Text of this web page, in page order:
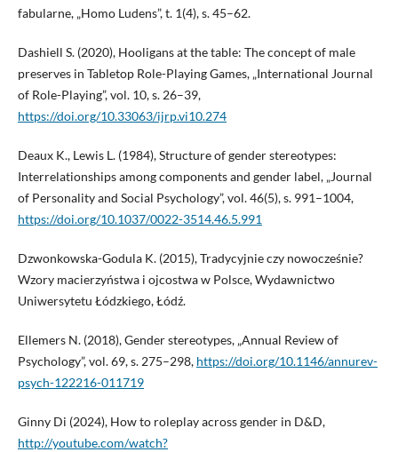
fabularne, „Homo Ludens”, t. 1(4), s. 45–62.
Dashiell S. (2020), Hooligans at the table: The concept of male
preserves in Tabletop Role-Playing Games, „International Journal
of Role-Playing”, vol. 10, s. 26–39,
https://doi.org/10.33063/ijrp.vi10.274
Deaux K., Lewis L. (1984), Structure of gender stereotypes:
Interrelationships among components and gender label, „Journal
of Personality and Social Psychology”, vol. 46(5), s. 991–1004,
https://doi.org/10.1037/0022-3514.46.5.991
Dzwonkowska-Godula K. (2015), Tradycyjnie czy nowocześnie?
Wzory macierzyństwa i ojcostwa w Polsce, Wydawnictwo
Uniwersytetu Łódzkiego, Łódź.
Ellemers N. (2018), Gender stereotypes, „Annual Review of
Psychology”, vol. 69, s. 275–298, https://doi.org/10.1146/annurev-
psych-122216-011719
Ginny Di (2024), How to roleplay across gender in D&D,
http://youtube.com/watch?